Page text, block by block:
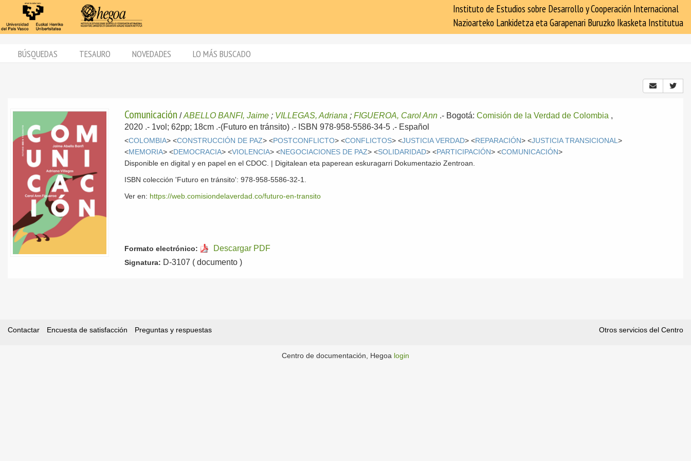
Instituto de Estudios sobre Desarrollo y Cooperación Internacional
Nazioarteko Lankidetza eta Garapenari Buruzko Ikasketa Institutua
BÚSQUEDAS TESAURO NOVEDADES LO MÁS BUSCADO
Comunicación /ABELLO BANFI, Jaime ; VILLEGAS, Adriana ;FIGUEROA, Carol Ann .- Bogotá:Comisión de la Verdad de Colombia ,
2020 .- 1vol; 62pp; 18cm .-(Futuro en tránsito) .- ISBN 978-958-5586-34-5 .- Español
<COLOMBIA> <CONSTRUCCIÓN DE PAZ> <POSTCONFLICTO> <CONFLICTOS> <JUSTICIA VERDAD> <REPARACIÓN> <JUSTICIA TRANSICIONAL>
<MEMORIA> <DEMOCRACIA> <VIOLENCIA> <NEGOCIACIONES DE PAZ> <SOLIDARIDAD> <PARTICIPACIÓN> <COMUNICACIÓN>
Disponible en digital y en papel en el CDOC. | Digitalean eta paperean eskuragarri Dokumentazio Zentroan.
ISBN colección 'Futuro en tránsito': 978-958-5586-32-1.
Ver en: https://web.comisiondelaverdad.co/futuro-en-transito
Formato electrónico: Descargar PDF
Signatura: D-3107 ( documento )
Contactar Encuesta de satisfacción Preguntas y respuestas Otros servicios del Centro
Centro de documentación, Hegoa login